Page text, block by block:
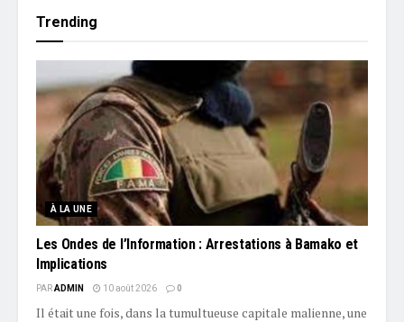
Trending
À LA UNE
Les Ondes de l’Information : Arrestations à Bamako et
Implications
PARADMIN 10 août 2026 0
Il était une fois, dans la tumultueuse capitale malienne, une